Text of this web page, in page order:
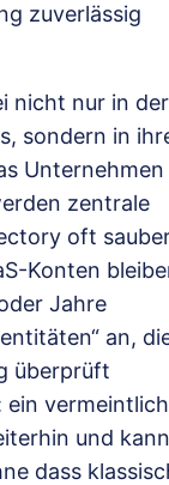
zuverlässig
nicht nur in der
sondern in
Unternehmen
zentrale
oft
Konten
Jahre
an,
überprüft
ein vermeintlich
und kann
dass